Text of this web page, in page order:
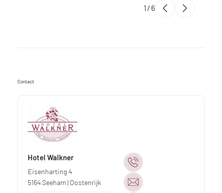
1 / 6
Contact
Hotel Walkner
Eisenharting 4
5164Seeham| Oostenrijk